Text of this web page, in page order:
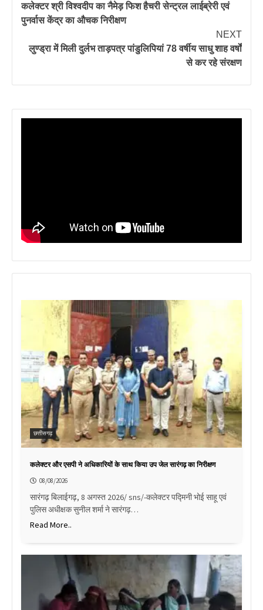
कलेक्टर श्री विश्वदीप का नैमेड़ फिश हैचरी सेन्ट्रल लाईब्रेरी एवं
पुनर्वास केंद्र का औचक निरीक्षण
NEXT
लुण्ड्रा में मिली दुर्लभ ताड़पत्र पांडुलिपियां 78 वर्षीय साधु शाह वर्षों
से कर रहे संरक्षण
छत्तीसगढ़
कलेक्टर और एसपी ने अधिकारियों के साथ किया उप जेल सारंगढ़ का निरीक्षण
08/08/2026
सारंगढ़ बिलाईगढ़, 8 अगस्त 2026/ sns/-कलेक्टर पद्मिनी भोई साहू एवं
पुलिस अधीक्षक सुनील शर्मा ने सारंगढ़…
Read More..